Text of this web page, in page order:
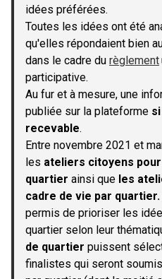
idées préférées.
Toutes les idées ont été
qu'elles répondaient bien
dans le cadre du règlement
participative.
Au fur et à mesure, une
publiée sur la plateforme
recevable.
Entre novembre 2021 et
les ateliers citoyens pour
quartier ainsi que les
cadre de vie par quartier.
permis de prioriser les
quartier selon leur
de quartier puissent
finalistes qui seront